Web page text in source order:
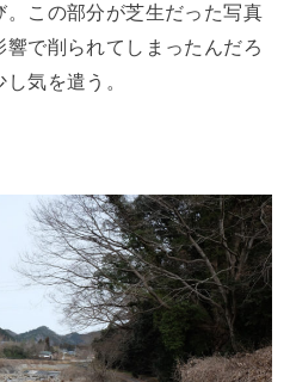
。この部分が芝生だった写真
で削られてしまったんだろ
気を遣う。